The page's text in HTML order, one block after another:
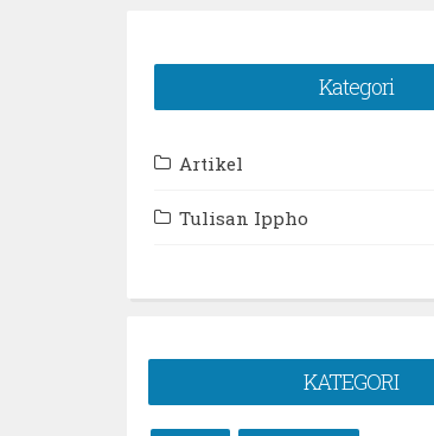
Kategori
Artikel
Tulisan Ippho
KATEGORI